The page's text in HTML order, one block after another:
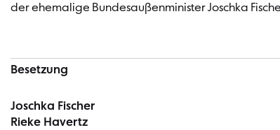
der ehemalige Bundesaußenminister Joschka
Besetzung
Joschka Fischer
Rieke Havertz